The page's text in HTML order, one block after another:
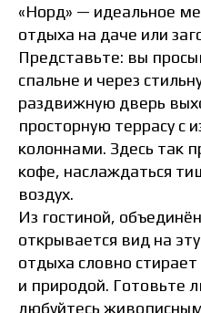
«Норд» — идеальное
отдыха на даче или
Представьте: вы
спальне и через
раздвижную дверь
просторную террасу
колоннами. Здесь так
кофе, наслаждаться
воздух.
Из гостиной,
открывается вид на
отдыха словно
и природой. Готовьте
любуйтесь